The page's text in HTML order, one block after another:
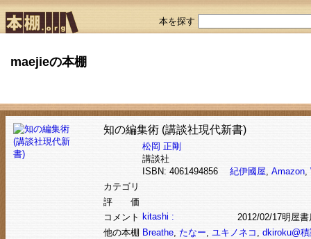
本を探す
maejieの本棚
知の編集術 (講談社現代新書)
松岡 正剛
講談社
ISBN: 4061494856 紀伊國屋, Amazon,
カテゴリ
評 価
コメント kitashi :
2012/02/17明屋
他の本棚 Breathe, たなー, ユキノネコ , dkiroku@積